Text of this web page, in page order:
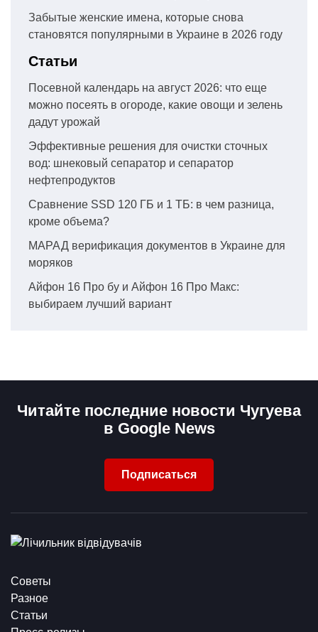
Забытые женские имена, которые снова
становятся популярными в Украине в 2026 году
Статьи
Посевной календарь на август 2026: что еще
можно посеять в огороде, какие овощи и зелень
дадут урожай
Эффективные решения для очистки сточных
вод: шнековый сепаратор и сепаратор
нефтепродуктов
Сравнение SSD 120 ГБ и 1 ТБ: в чем разница,
кроме объема?
МАРАД верификация документов в Украине для
моряков
Айфон 16 Про бу и Айфон 16 Про Макс:
выбираем лучший вариант
Читайте последние новости Чугуева
в Google News
Подписаться
Советы
Разное
Статьи